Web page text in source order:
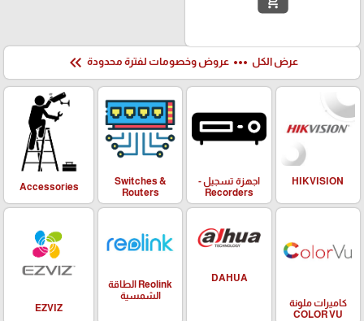
عرض الكل more_horiz عروض وخصومات لفترة محدودة keyboard_double_arrow_left
HIKVISION
اجهزة تسجيل -
Recorders
Switches &
Routers
Accessories
كاميرات ملونة
COLOR VU
DAHUA
Reolink الطاقة
الشمسية
EZVIZ